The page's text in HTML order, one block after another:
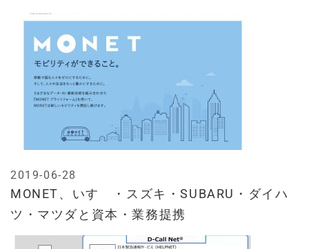
MONET、いすゞ・スズキ・SUBARU・ダイハ
ツ・マツダと資本・業務提携
2019-06-28